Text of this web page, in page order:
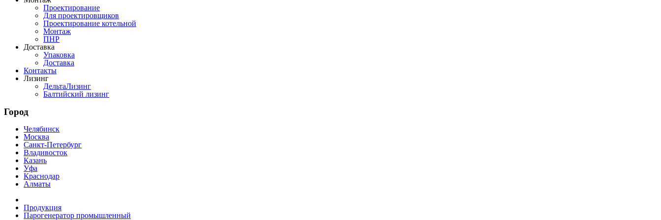
Проектирование
Для проектировщиков
Проектирование котельной
Монтаж
ПНР
Доставка
Упаковка
Доставка
Контакты
Лизинг
ДельтаЛизинг
Балтийский лизинг
Город
Челябинск
Москва
Санкт-Петербург
Владивосток
Казань
Уфа
Краснодар
Алматы
Продукция
Парогенератор промышленный